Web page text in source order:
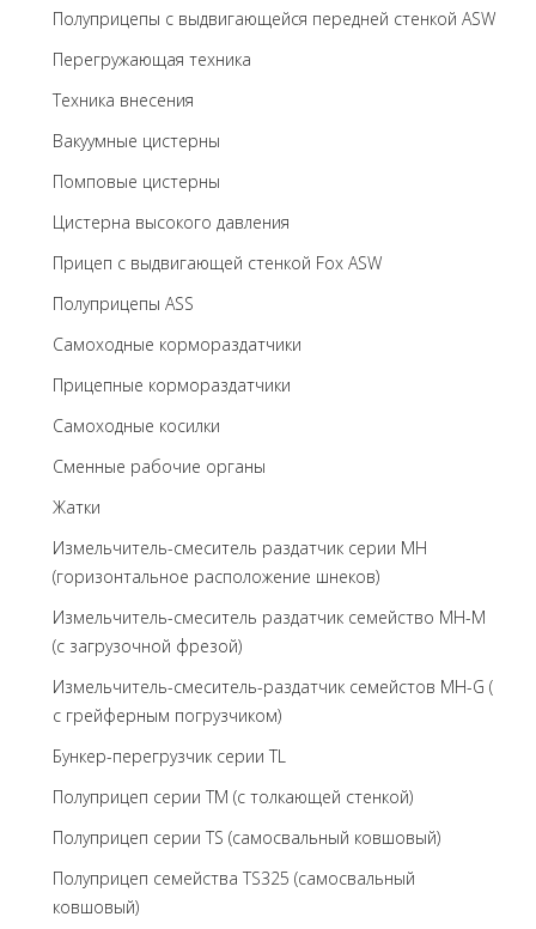
Полуприцепы с выдвигающейся передней стенкой ASW
Перегружающая техника
Техника внесения
Вакуумные цистерны
Помповые цистерны
Цистерна высокого давления
Прицеп с выдвигающей стенкой Fox ASW
Полуприцепы ASS
Самоходные кормораздатчики
Прицепные кормораздатчики
Самоходные косилки
Сменные рабочие органы
Жатки
Измельчитель-смеситель раздатчик серии MH
(горизонтальное расположение шнеков)
Измельчитель-смеситель раздатчик семейство MH-M
(с загрузочной фрезой)
Измельчитель-смеситель-раздатчик семейстов MH-G (
с грейферным погрузчиком)
Бункер-перегрузчик серии TL
Полуприцеп серии TM (с толкающей стенкой)
Полуприцеп серии TS (самосвальный ковшовый)
Полуприцеп семейства TS325 (самосвальный
ковшовый)